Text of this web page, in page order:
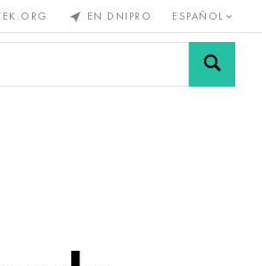
EN DNIPRO ESPAÑOL
de Mallas y